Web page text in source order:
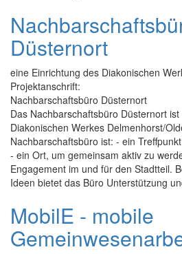
Düsternort
eine Einrichtung des Diakonischen
Projektanschrift:
Nachbarschaftsbüro Düsternort
Das Nachbarschaftsbüro Düsternort
Diakonischen Werkes Delmenhorst/
Nachbarschaftsbüro ist: - ein
- ein Ort, um gemeinsam aktiv zu
Engagement im und für den Stadtteil.
Ideen bietet das Büro Unterstützung
MobilE - mobile